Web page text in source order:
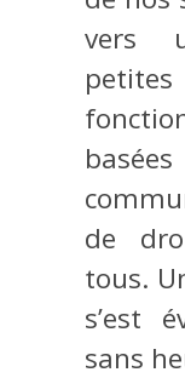
vers
de
tous.
s’est
sans